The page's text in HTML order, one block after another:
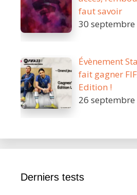
faut savoir
30 septembre
Évènement
fait gagner
Edition !
26 septembre
Derniers tests